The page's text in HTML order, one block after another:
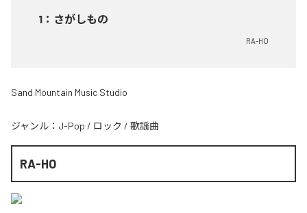
1 ： さがしもの
RA-HO
Sand Mountain Music Studio
ジャンル： J-Pop / ロック / 歌謡曲
RA-HO